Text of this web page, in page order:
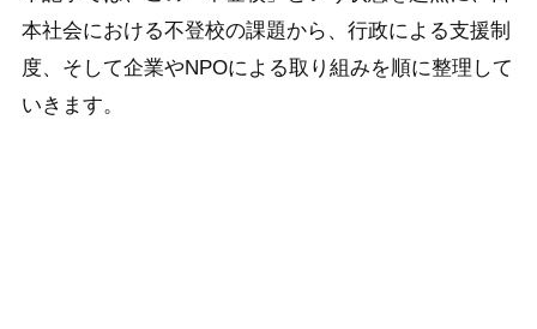
本社会における不登校の課題から、行政による支援制
度、そして企業やNPOによる取り組みを順に整理して
いきます。